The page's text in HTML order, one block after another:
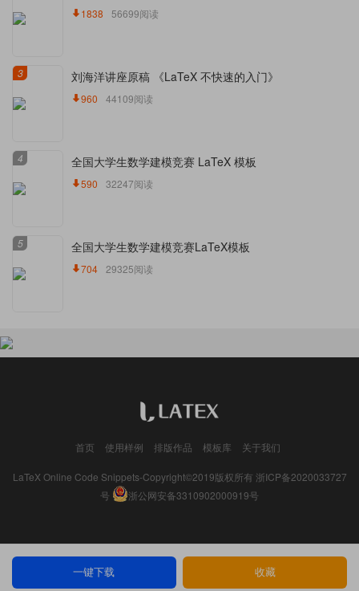
一键下载 收藏
1838 56699阅读
3 刘海洋讲座原稿 《LaTeX 不快速的入门》
960 44109阅读
4 全国大学生数学建模竞赛 LaTeX 模板
590 32247阅读
5 全国大学生数学建模竞赛LaTeX模板
704 29325阅读
首页 使用样例 排版作品 模板库 关于我们
LaTeX Online Code Snippets-Copyright©2019版权所有 浙ICP备2020033727
号
浙公网安备3310902000919号